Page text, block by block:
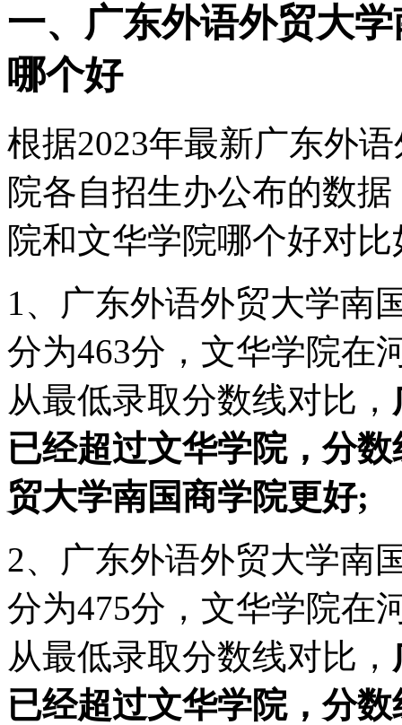
一、广东外语外贸大
哪个好
根据2023年最新广东外
院各自招生办公布的数
院和文华学院哪个好对
1、广东外语外贸大学南
分为463分，文华学院在
从最低录取分数线对比，
已经超过文华学院，分
贸大学南国商学院更好;
2、广东外语外贸大学南
分为475分，文华学院在
从最低录取分数线对比，
已经超过文华学院，分